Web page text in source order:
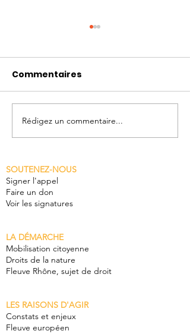
L'Appel du Rhône sur
les ondes de la RTS
l'été "On se jette à
l'eau"
Commentaires
Rédigez un commentaire...
SOUTENEZ-NOUS
Signer l'appel
Faire un don
Voir les signatures
LA DÉMARCHE
Mobilisation citoyenne
Droits de la nature
Fleuve Rhône, sujet de droit
LES RAISONS D'AGIR
Constats et enjeux
Fleuve européen